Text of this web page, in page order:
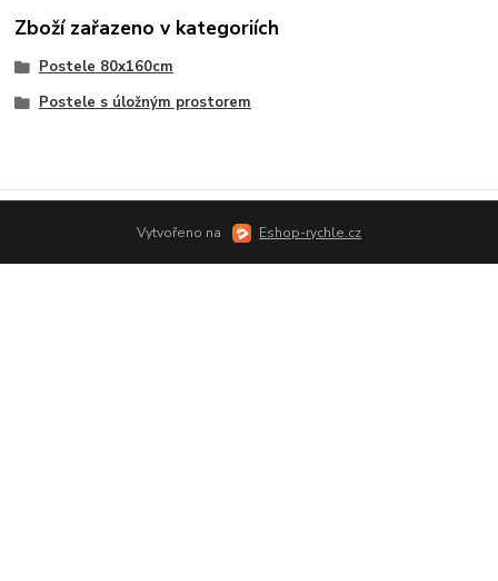
Zboží zařazeno v kategoriích
Postele 80x160cm
Postele s úložným prostorem
Vytvořeno na Eshop-rychle.cz